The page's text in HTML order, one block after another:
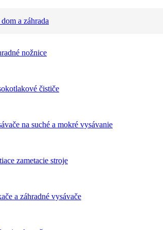
a záhrada
nožnice
čističe
na suché a mokré vysávanie
zametacie stroje
a záhradné vysávače
cena
11,90€.
/ PARAMETRE: